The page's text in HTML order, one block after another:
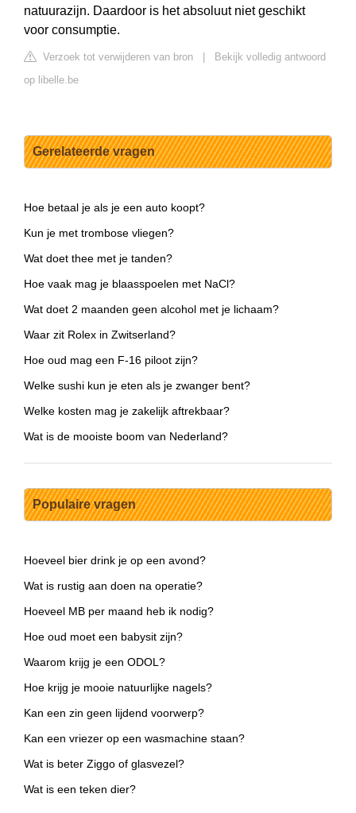
natuurazijn. Daardoor is het absoluut niet geschikt
voor consumptie.
Verzoek tot verwijderen van bron
Bekijk volledig antwoord
op libelle.be
Gerelateerde vragen
Hoe betaal je als je een auto koopt?
Kun je met trombose vliegen?
Wat doet thee met je tanden?
Hoe vaak mag je blaasspoelen met NaCl?
Wat doet 2 maanden geen alcohol met je lichaam?
Waar zit Rolex in Zwitserland?
Hoe oud mag een F-16 piloot zijn?
Welke sushi kun je eten als je zwanger bent?
Welke kosten mag je zakelijk aftrekbaar?
Wat is de mooiste boom van Nederland?
Populaire vragen
Hoeveel bier drink je op een avond?
Wat is rustig aan doen na operatie?
Hoeveel MB per maand heb ik nodig?
Hoe oud moet een babysit zijn?
Waarom krijg je een ODOL?
Hoe krijg je mooie natuurlijke nagels?
Kan een zin geen lijdend voorwerp?
Kan een vriezer op een wasmachine staan?
Wat is beter Ziggo of glasvezel?
Wat is een teken dier?